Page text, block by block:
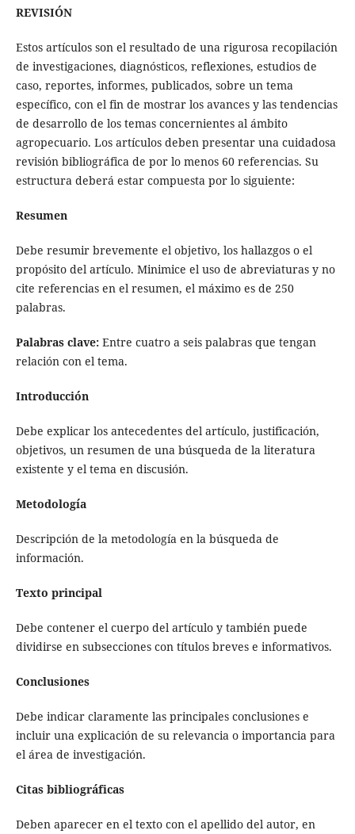
REVISIÓN
Estos artículos son el resultado de una rigurosa recopilación
de investigaciones, diagnósticos, reflexiones, estudios de
caso, reportes, informes, publicados, sobre un tema
específico, con el fin de mostrar los avances y las tendencias
de desarrollo de los temas concernientes al ámbito
agropecuario. Los artículos deben presentar una cuidadosa
revisión bibliográfica de por lo menos 60 referencias. Su
estructura deberá estar compuesta por lo siguiente:
Resumen
Debe resumir brevemente el objetivo, los hallazgos o el
propósito del artículo. Minimice el uso de abreviaturas y no
cite referencias en el resumen, el máximo es de 250
palabras.
Palabras clave:Entre cuatro a seis palabras que tengan
relación con el tema.
Introducción
Debe explicar los antecedentes del artículo, justificación,
objetivos, un resumen de una búsqueda de la literatura
existente y el tema en discusión.
Metodología
Descripción de la metodología en la búsqueda de
información.
Texto principal
Debe contener el cuerpo del artículo y también puede
dividirse en subsecciones con títulos breves e informativos.
Conclusiones
Debe indicar claramente las principales conclusiones e
incluir una explicación de su relevancia o importancia para
el área de investigación.
Citas bibliográficas
Deben aparecer en el texto con el apellido del autor, en